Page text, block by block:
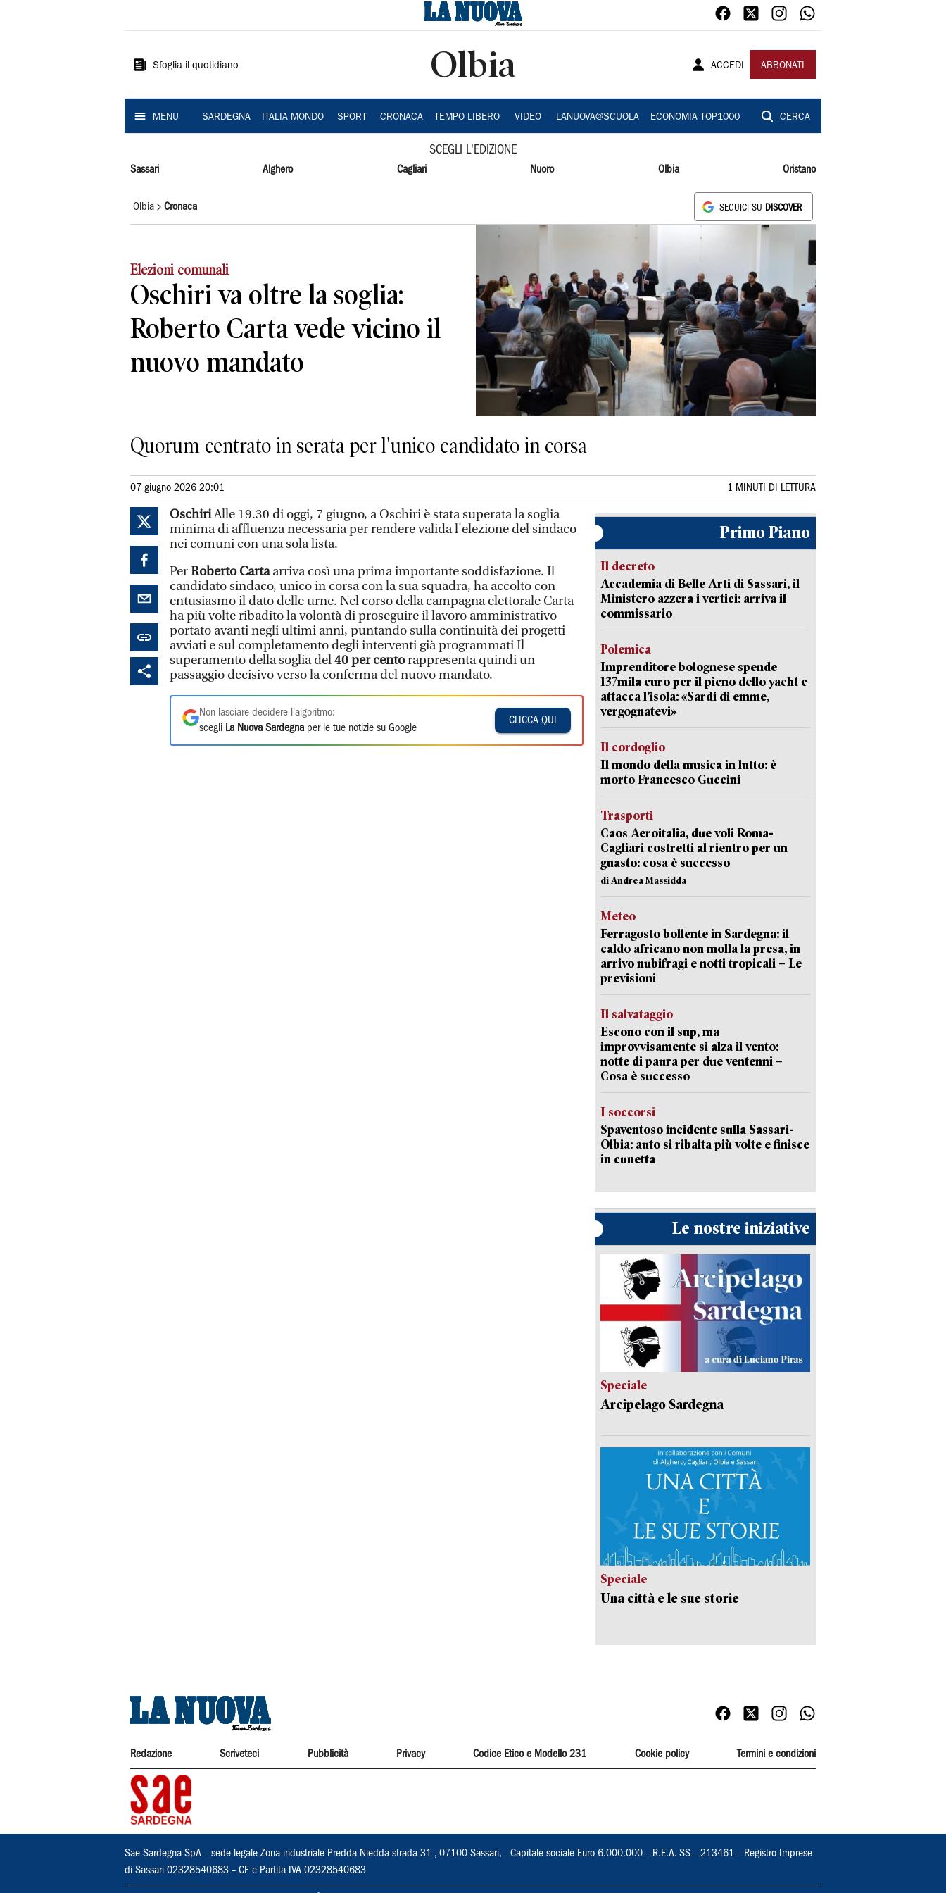
Sardegna
Sfoglia il quotidiano Olbia ACCEDI ABBONATI
MENU SARDEGNA ITALIA MONDO SPORT CRONACA TEMPO LIBERO VIDEO LANUOVA@SCUOLA ECONOMIA TOP1000 CERCA
SCEGLI L'EDIZIONE
Sassari Alghero Cagliari Nuoro Olbia Oristano
Olbia Cronaca SEGUICI SU DISCOVER
Elezioni comunali
Oschiri va oltre la soglia:
Roberto Carta vede vicino il
nuovo mandato
Quorum centrato in serata per l'unico candidato in corsa
07 giugno 2026 20:01 1 MINUTI DI LETTURA
OschiriAlle 19.30 di oggi, 7 giugno, a Oschiri è stata superata la soglia
minima di affluenza necessaria per rendere valida l'elezione del sindaco
nei comuni con una sola lista.
PerRoberto Cartaarriva così una prima importante soddisfazione. Il
candidato sindaco, unico in corsa con la sua squadra, ha accolto con
entusiasmo il dato delle urne. Nel corso della campagna elettorale Carta
ha più volte ribadito la volontà di proseguire il lavoro amministrativo
portato avanti negli ultimi anni, puntando sulla continuità dei progetti
avviati e sul completamento degli interventi già programmati Il
superamento della soglia del40 per centorappresenta quindi un
passaggio decisivo verso la conferma del nuovo mandato.
Non lasciare decidere l'algoritmo:
scegli La Nuova Sardegna per le tue notizie su Google
CLICCA QUI
Primo Piano
Il decreto
Accademia di Belle Arti di Sassari, il
Ministero azzera i vertici: arriva il
commissario
Polemica
Imprenditore bolognese spende
137mila euro per il pieno dello yacht e
attacca l’isola: «Sardi di emme,
vergognatevi»
Il cordoglio
Il mondo della musica in lutto: è
morto Francesco Guccini
Trasporti
Caos Aeroitalia, due voli Roma-
Cagliari costretti al rientro per un
guasto: cosa è successo
di Andrea Massidda
Meteo
Ferragosto bollente in Sardegna: il
caldo africano non molla la presa, in
arrivo nubifragi e notti tropicali – Le
previsioni
Il salvataggio
Escono con il sup, ma
improvvisamente si alza il vento:
notte di paura per due ventenni –
Cosa è successo
I soccorsi
Spaventoso incidente sulla Sassari-
Olbia: auto si ribalta più volte e finisce
in cunetta
Le nostre iniziative
Speciale
Arcipelago Sardegna
Speciale
Una città e le sue storie
Redazione Scriveteci Pubblicità Privacy Codice Etico e Modello 231 Cookie policy Termini e condizioni
Sae Sardegna SpA – sede legale Zona industriale Predda Niedda strada 31 , 07100 Sassari, - Capitale sociale Euro 6.000.000 – R.E.A. SS – 213461 – Registro Imprese
di Sassari 02328540683 – CF e Partita IVA 02328540683